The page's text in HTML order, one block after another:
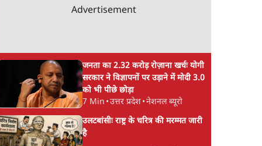
Advertisement
जनता का 2.32 करोड़ रोज़ाना खर्चः योगी
सरकार ने विज्ञापनों पर उड़ाने में मोदी 3.0
को भी पीछे छोड़ा
7 Min •उत्तर प्रदेश•नेशनल ब्यूरो
उलटबांसीः राष्ट्र के चरित्र की मरम्मत जारी
है